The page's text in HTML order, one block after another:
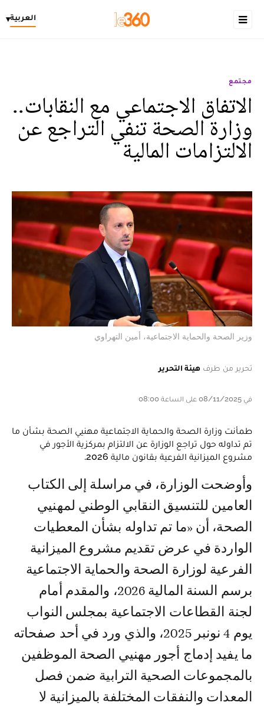
العربية▾
مجتمع
الاتفاق الاجتماعي مع النقابات..
وزارة الصحة تنفي التراجع عن
الالتزامات المالية
وزير الصحة والحماية الاجتماعية، أمين التهراوي
تحرير من طرف هيئة التحرير
في 08/11/2025 على الساعة 08:00
طمأنت وزارة الصحة والحماية الاجتماعية مهنيي الصحة بشأن ما
تم تداوله حول تراجع الوزارة عن الالتزام بمركزية الأجور في
مشروع الميزانية الفرعية بقانون مالية 2026.
وأوضحت الوزارة، في مراسلة إلى الكتاب
العامين للتنسيق النقابي الوطني لمهنيي
الصحة، أن «ما تم تداوله بشأن المعطيات
الواردة في عرض تقديم مشروع الميزانية
الفرعية لوزارة الصحة والحماية الاجتماعية
برسم السنة المالية 2026، والمقدم أمام
لجنة القطاعات الاجتماعية بمجلس النواب
يوم 4 نونبر 2025، والذي ورد في أحد صفحاته
ما يفيد إدماج أجور مهنيي الصحة الموظفين
بالمجموعات الصحية الترابية ضمن فصل
المعدات والنفقات المختلفة بالميزانية لا